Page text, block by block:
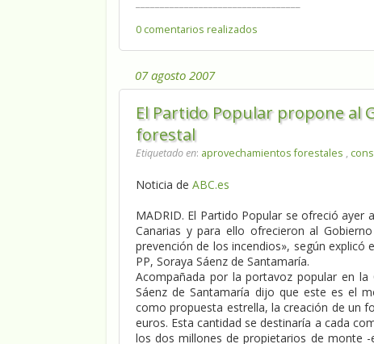
0 comentarios realizados
07 agosto 2007
El Partido Popular propone al
forestal
Etiquetado en: aprovechamientos forestales ,
Noticia de ABC.es
MADRID. El Partido Popular se ofreció ayer
Canarias y para ello ofrecieron al
prevención de los incendios», según
PP, Soraya Sáenz de Santamaría.
Acompañada por la portavoz popular en
Sáenz de Santamaría dijo que este es el
como propuesta estrella, la creación de un
euros. Esta cantidad se destinaría a cada
los dos millones de propietarios de monte